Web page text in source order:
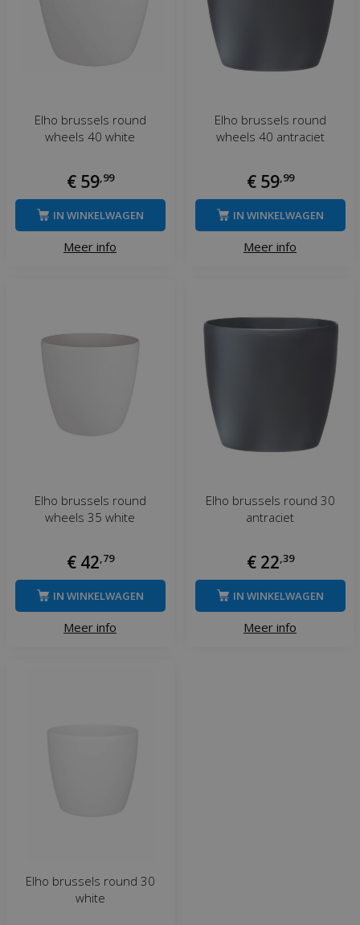
Elho brussels round
wheels 40 white
€ 59,99
Meer info
IN WINKELWAGEN
Elho brussels round
wheels 40 antraciet
€ 59,99
Meer info
IN WINKELWAGEN
Elho brussels round
wheels 35 white
€ 42,79
Meer info
IN WINKELWAGEN
Elho brussels round 30
antraciet
€ 22,39
Meer info
IN WINKELWAGEN
Elho brussels round 30
white